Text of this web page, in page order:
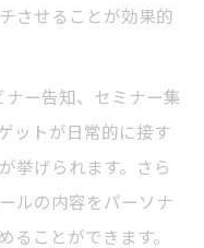
させることが効果的
ナー告知、セミナー集
ットが日常的に接す
挙げられます。さら
ルの内容をパーソナ
ることができます。